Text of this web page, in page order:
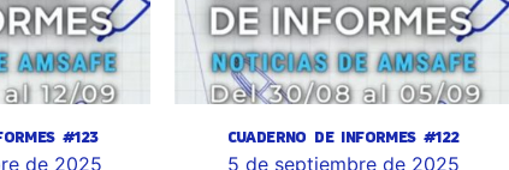
#123
de 2025
CUADERNO DE INFORMES #122
5 de septiembre de 2025